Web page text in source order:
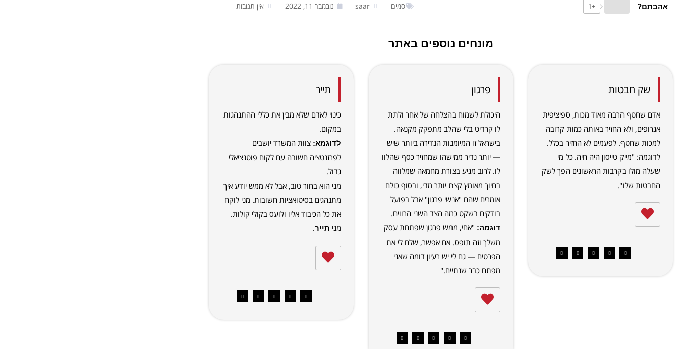
אהבתם? +1 סמים saar נובמבר 11, 2022 אין תגובות
מונחים נוספים באתר
שק חבטות
אדם שחטף הרבה מאוד מכות, ספיציפית
אגרופים, ולא החזיר באותה כמות קרובה
למכות שחטף. לפעמים לא החזיר בכלל.
לדוגמה: "מייק טייסון היה חיה. כל מי
שעלה מולו בקרבות הראשונים הפך לשק
החבטות שלו".
פרגון
היכולת לשמוח בהצלחה של אחר ולתת
לו קרדיט בלי שהלב מתפקק מקנאה.
בישראל זו המיומנות הנדירה ביותר שיש
— יותר נדיר ממישהו שמחזיר כסף שהלוו
לו. לרוב מגיע בצורת מחמאה שמלווה
בחיוך מאומץ קצת יותר מדי, ובסוף כולם
אומרים שהם "אנשי פרגון" אבל בפועל
בודקים בשקט כמה הצד השני הרוויח.
דוגמה: "אחי, ממש פרגון שפתחת עסק
משלך וזה תופס. אם אפשר, שלח לי את
הפרטים — גם לי יש רעיון דומה שאני
מפתח כבר שנתיים."
תייר
כינוי לאדם שלא מבין את כללי ההתנהגות
במקום.
לדוגמא: צוות המשרד יושבים
לפרזנטציה חשובה עם לקוח פוטנציאלי
גדול.
מני הוא בחור טוב, אבל לא ממש יודע איך
מתנהגים בסיטואציות חשובות. מני לוקח
את כל הכיבוד אליו ולועס בקולי קולות.
מני תייר.